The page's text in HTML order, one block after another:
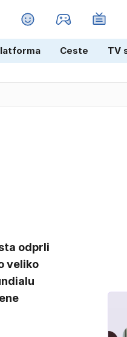
MAGAZIN
Ceste TV
odprli
veliko